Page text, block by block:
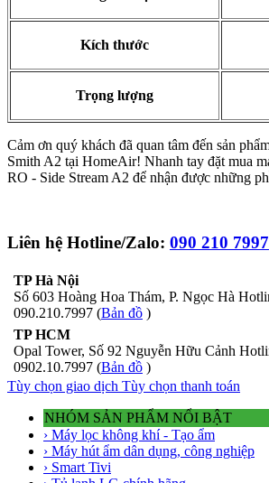
Kích thước
Trọng lượng
Cảm ơn quý khách đã quan tâm đến sản
Smith A2 tại HomeAir! Nhanh tay đặt mua
RO - Side Stream A2 để nhận được những
Liên hệ Hotline/Zalo: 090 210 7997
TP Hà Nội
Số 603 Hoàng Hoa Thám, P. Ngọc Hà
090.210.7997 (Bản đồ )
TP HCM
Opal Tower, Số 92 Nguyễn Hữu Cảnh
0902.10.7997 (Bản đồ )
Tùy chọn giao dịch Tùy chọn thanh toán
NHÓM SẢN PHẨM NỔI BẬT
› Máy lọc không khí - Tạo ẩm
› Máy hút ẩm dân dụng, công nghiệp
› Smart Tivi